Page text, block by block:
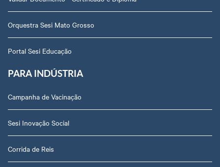
Orquestra Sesi Mato Grosso
Portal Sesi Educação
PARA INDÚSTRIA
Campanha de Vacinação
Sesi Inovação Social
Corrida de Reis